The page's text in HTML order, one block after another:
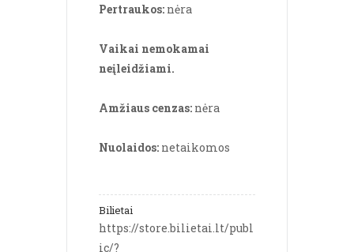
Pertraukos: nėra
Vaikai nemokamai
neįleidžiami.
Amžiaus cenzas: nėra
Nuolaidos: netaikomos
Bilietai
https://store.bilietai.lt/publ
ic/?